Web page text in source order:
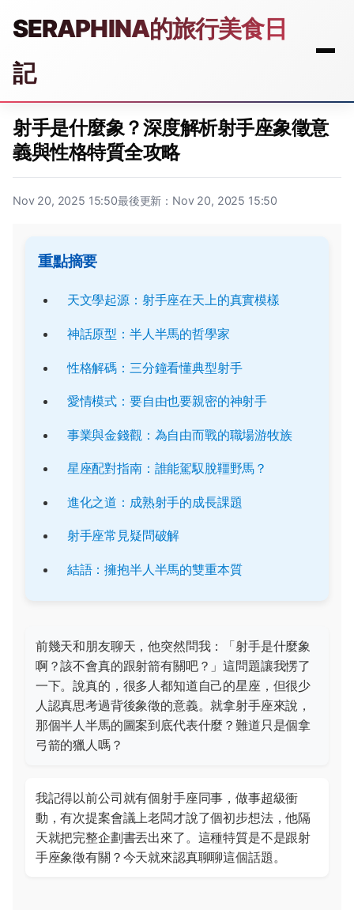
SERAPHINA的旅行美食日
記
射手是什麼象？深度解析射手座象徵意
義與性格特質全攻略
Nov 20, 2025 15:50最後更新：Nov 20, 2025 15:50
重點摘要
天文學起源：射手座在天上的真實模樣
神話原型：半人半馬的哲學家
性格解碼：三分鐘看懂典型射手
愛情模式：要自由也要親密的神射手
事業與金錢觀：為自由而戰的職場游牧族
星座配對指南：誰能駕馭脫韁野馬？
進化之道：成熟射手的成長課題
射手座常見疑問破解
結語：擁抱半人半馬的雙重本質
前幾天和朋友聊天，他突然問我：「射手是什麼象
啊？該不會真的跟射箭有關吧？」這問題讓我愣了
一下。說真的，很多人都知道自己的星座，但很少
人認真思考過背後象徵的意義。就拿射手座來說，
那個半人半馬的圖案到底代表什麼？難道只是個拿
弓箭的獵人嗎？
我記得以前公司就有個射手座同事，做事超級衝
動，有次提案會議上老闆才說了個初步想法，他隔
天就把完整企劃書丟出來了。這種特質是不是跟射
手座象徵有關？今天就來認真聊聊這個話題。